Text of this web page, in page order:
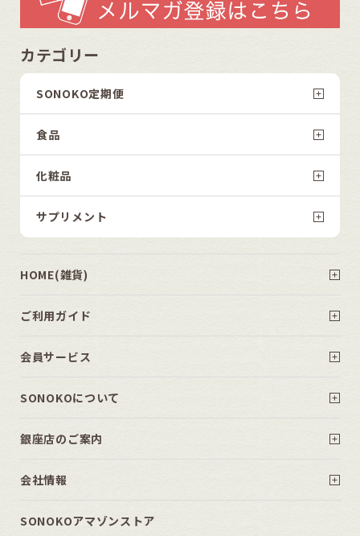
カテゴリー
SONOKO定期便
食品
化粧品
サプリメント
HOME(雑貨)
ご利用ガイド
会員サービス
SONOKOについて
銀座店のご案内
会社情報
SONOKOアマゾンストア